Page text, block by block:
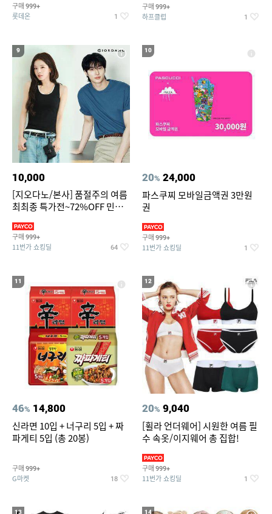
구매 999+
롯데온 1
구매 999+
하프클럽 1
9
10,000
[지오다노/본사] 품절주의 여름
최최종 특가전~72%OFF 민소
구매 999+
11번가 쇼킹딜 64
10
20% 24,000
파스쿠찌 모바일금액권 3만원
권
구매 999+
11번가 쇼킹딜 1
11
46% 14,800
신라면 10입 + 너구리 5입 + 짜
파게티 5입 (총 20봉)
구매 999+
G마켓 18
12
20% 9,040
[휠라 언더웨어] 시원한 여름 필
수 속옷/이지웨어 총 집합!
구매 999+
11번가 쇼킹딜 1
13 14